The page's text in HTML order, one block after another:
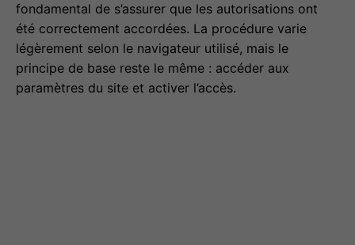
fondamental de s’assurer que les autorisations ont
été correctement accordées. La procédure varie
légèrement selon le navigateur utilisé, mais le
principe de base reste le même : accéder aux
paramètres du site et activer l’accès.